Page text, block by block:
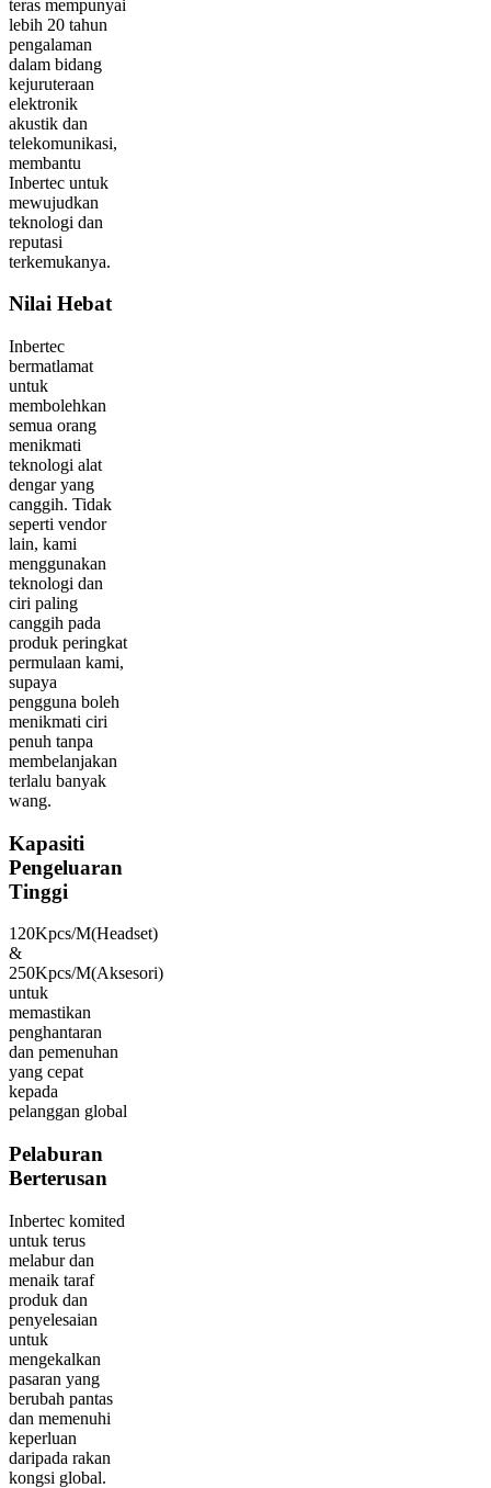
teras mempunyai
lebih 20 tahun
pengalaman
dalam bidang
kejuruteraan
elektronik
akustik dan
telekomunikasi,
membantu
Inbertec untuk
mewujudkan
teknologi dan
reputasi
terkemukanya.
Nilai Hebat
Inbertec
bermatlamat
untuk
membolehkan
semua orang
menikmati
teknologi alat
dengar yang
canggih. Tidak
seperti vendor
lain, kami
menggunakan
teknologi dan
ciri paling
canggih pada
produk peringkat
permulaan kami,
supaya
pengguna boleh
menikmati ciri
penuh tanpa
membelanjakan
terlalu banyak
wang.
Kapasiti
Pengeluaran
Tinggi
120Kpcs/M(Headset)
&
250Kpcs/M(Aksesori)
untuk
memastikan
penghantaran
dan pemenuhan
yang cepat
kepada
pelanggan global
Pelaburan
Berterusan
Inbertec komited
untuk terus
melabur dan
menaik taraf
produk dan
penyelesaian
untuk
mengekalkan
pasaran yang
berubah pantas
dan memenuhi
keperluan
daripada rakan
kongsi global.